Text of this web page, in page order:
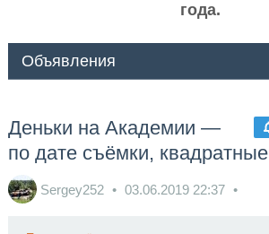
года.
Объявления
Деньки на Академии —
по дате съёмки, квадратные
Sergey252 03.06.2019 22:37